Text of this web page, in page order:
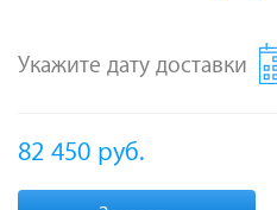
Укажите дату доставки
82 450 руб.